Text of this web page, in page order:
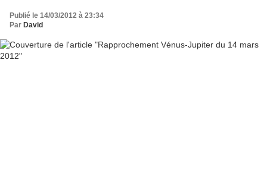
Publié le 14/03/2012 à 23:34
Par David